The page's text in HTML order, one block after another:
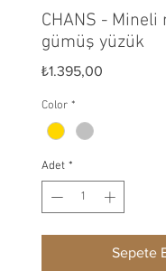
CHANS - Mineli
gümüş yüzük
₺1.395,00
Color *
Adet *
Sepete